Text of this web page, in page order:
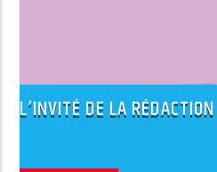
L’INVITÉ DE LA RÉDACTION